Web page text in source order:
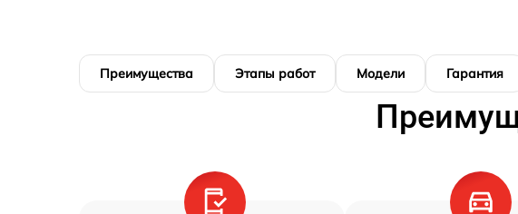
Преимущества Этапы работ Модели Гарантия